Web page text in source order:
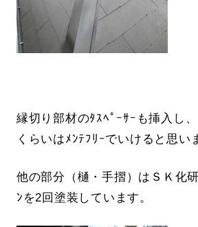
縁切り部材のﾀｽﾍﾟｰｻｰも挿入し
くらいはﾒﾝﾃﾌﾘｰでいけると思い
他の部分（樋・手摺）はＳＫ化
ﾝを2回塗装しています。